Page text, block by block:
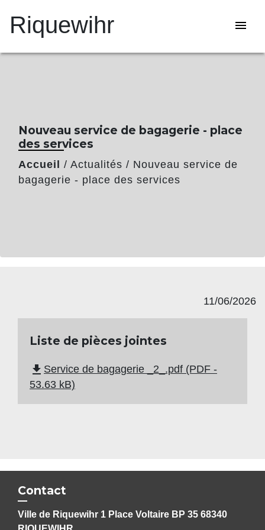
Riquewihr menu
Nouveau service de bagagerie - place
des services
Accueil / Actualités / Nouveau service de
bagagerie - place des services
11/06/2026
Liste de pièces jointes
file_download Service de bagagerie _2_.pdf (PDF -
53.63 kB)
Contact
Ville de Riquewihr 1 Place Voltaire BP 35 68340